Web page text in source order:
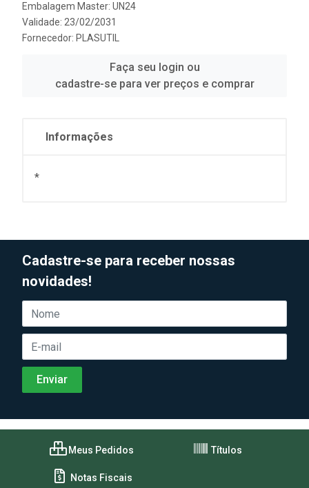
Embalagem Master: UN24
Validade: 23/02/2031
Fornecedor: PLASUTIL
Faça seu login ou
cadastre-se para ver preços e comprar
Informações
*
Cadastre-se para receber nossas
novidades!
Meus Pedidos Títulos
Notas Fiscais